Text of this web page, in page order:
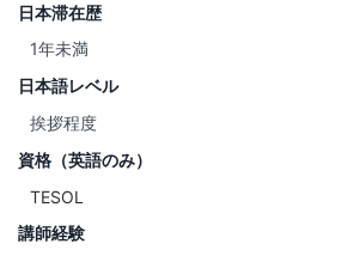
日本滞在歴
1年未満
日本語レベル
挨拶程度
資格（英語のみ）
TESOL
講師経験